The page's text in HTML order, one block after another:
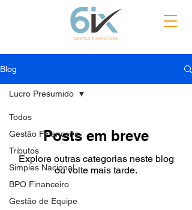
Blog
Todos
Gestão Financeira
Tributos
Simples Nacional
BPO Financeiro
Gestão de Equipe
Lucro Presumido
Posts em breve
Explore outras categorias neste blog
ou volte mais tarde.